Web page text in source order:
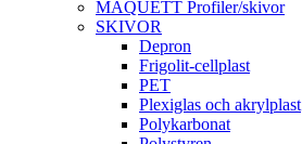
MAQUETT Profiler/skivor
SKIVOR
Depron
Frigolit-cellplast
PET
Plexiglas och akrylplast
Polykarbonat